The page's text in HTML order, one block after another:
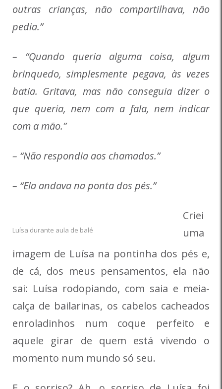
outras crianças, não compartilhava, não
pedia.”
– “Quando queria alguma coisa, algum
brinquedo, simplesmente pegava, às vezes
batia. Gritava, mas não conseguia dizer o
que queria, nem com a fala, nem indicar
com a mão.”
– “Não respondia aos chamados.”
– “Ela andava na ponta dos pés.”
Luísa durante aula de balé
Criei
uma
imagem de Luísa na pontinha dos pés e,
de cá, dos meus pensamentos, ela não
sai: Luísa rodopiando, com saia e meia-
calça de bailarinas, os cabelos cacheados
enroladinhos num coque perfeito e
aquele girar de quem está vivendo o
momento num mundo só seu.